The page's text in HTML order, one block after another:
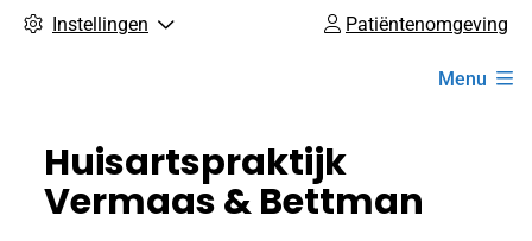
Instellingen Patiëntenomgeving
Menu
Huisartspraktijk
Vermaas & Bettman